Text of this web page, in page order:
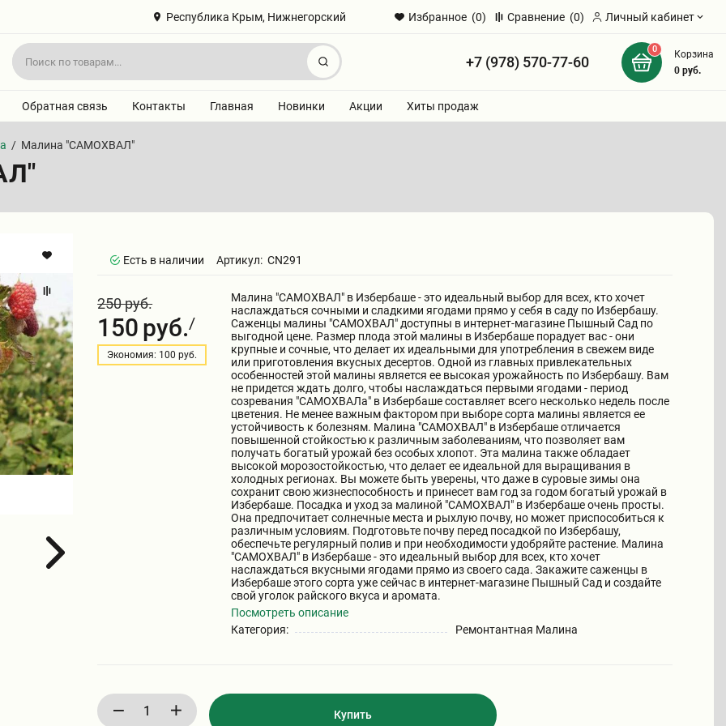
Республика Крым, Нижнегорский Избранное (0) Сравнение (0) Личный кабинет
Найти +7 (978) 570-77-60
0
Корзина
0руб.
Обратная связь Контакты Главная Новинки Акции Хиты продаж
/ Малина "САМОХВАЛ"
Есть в наличии Артикул: CN291
250 руб.
150 руб./
Экономия: 100 руб.
Малина "САМОХВАЛ" в Избербаше - это идеальный выбор для всех, кто хочет
наслаждаться сочными и сладкими ягодами прямо у себя в саду по Избербашу.
Саженцы малины "САМОХВАЛ" доступны в интернет-магазине Пышный Сад по
выгодной цене. Размер плода этой малины в Избербаше порадует вас - они
крупные и сочные, что делает их идеальными для употребления в свежем виде
или приготовления вкусных десертов. Одной из главных привлекательных
особенностей этой малины является ее высокая урожайность по Избербашу. Вам
не придется ждать долго, чтобы наслаждаться первыми ягодами - период
созревания "САМОХВАЛа" в Избербаше составляет всего несколько недель после
цветения. Не менее важным фактором при выборе сорта малины является ее
устойчивость к болезням. Малина "САМОХВАЛ" в Избербаше отличается
повышенной стойкостью к различным заболеваниям, что позволяет вам
получать богатый урожай без особых хлопот. Эта малина также обладает
высокой морозостойкостью, что делает ее идеальной для выращивания в
холодных регионах. Вы можете быть уверены, что даже в суровые зимы она
сохранит свою жизнеспособность и принесет вам год за годом богатый урожай в
Избербаше. Посадка и уход за малиной "САМОХВАЛ" в Избербаше очень просты.
Она предпочитает солнечные места и рыхлую почву, но может приспособиться к
различным условиям. Подготовьте почву перед посадкой по Избербашу,
обеспечьте регулярный полив и при необходимости удобряйте растение. Малина
"САМОХВАЛ" в Избербаше - это идеальный выбор для всех, кто хочет
наслаждаться вкусными ягодами прямо из своего сада. Закажите саженцы в
Избербаше этого сорта уже сейчас в интернет-магазине Пышный Сад и создайте
свой уголок райского вкуса и аромата.
Посмотреть описание
Категория:
Ремонтантная Малина
Купить